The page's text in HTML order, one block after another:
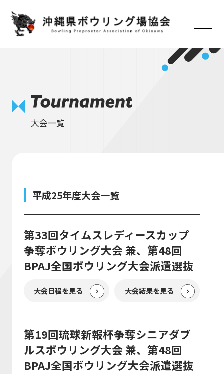
お知らせ
大会日程
加盟センター
大会一覧
平成25年度大会一覧
第33回タイムスレディースカップ
争奪ボウリング大会 兼、第48回
BPAJ全国ボウリング大会派遣選抜
大会日程を見る 大会結果を見る
第19回琉球新報杯争奪シニアダブ
ルスボウリング大会 兼、第48回
BPAJ全国ボウリング大会派遣選抜